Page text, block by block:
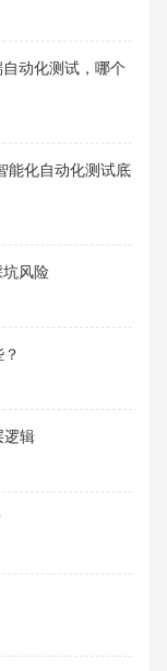
动化测试，哪个
能化自动化测试底
坑风险
逻辑